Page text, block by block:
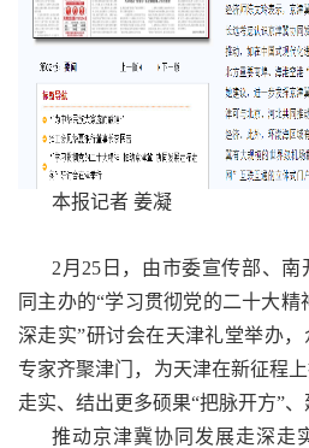
本报记者 姜凝
2月25日，由市委宣传部、
同主办的“学习贯彻党的二十大
深走实”研讨会在天津礼堂举办
专家齐聚津门，为天津在新征程
走实、结出更多硕果“把脉开方”、
推动京津冀协同发展走深走